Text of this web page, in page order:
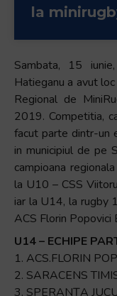
Accessibility
press
"Ctrl
This
shortcut
activates
the
screen
reader
help
you
navigate
la
Sambata, 15
Hatieganu a avut
Regional de
2019. Competitia,
facut parte dintr-un
in municipiul de pe
campioana
la U10 – CSS
iar la U14, la rugby
ACS Florin Popovici
U14 – ECHIPE
1. ACS.FLORIN
2. SARACENS
3. SPERANȚA